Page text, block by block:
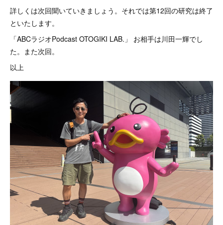
詳しくは次回聞いていきましょう。それでは第12回の研究は終了
といたします。
「ABCラジオPodcast OTOGIKI LAB.」 お相手は川田一輝でし
た。また次回。
以上